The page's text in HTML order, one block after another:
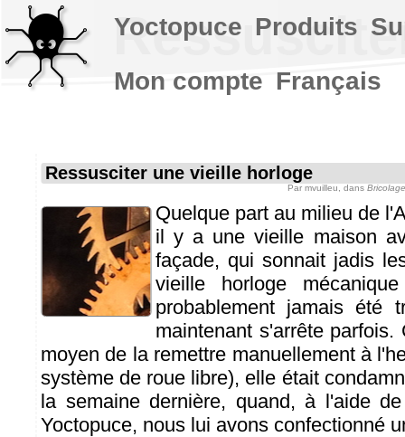
Ressusciter une vieille horloge
Par mvuilleu , dans
Quelque part au milieu de
il y a une vieille maison
façade, qui sonnait jadis
vieille horloge
probablement jamais été
maintenant s'arrête
moyen de la remettre manuellement à
système de roue libre), elle était
la semaine dernière, quand, à l'aide
Yoctopuce, nous lui avons confectionné
Yoctopuce Produits
Mon compte Français